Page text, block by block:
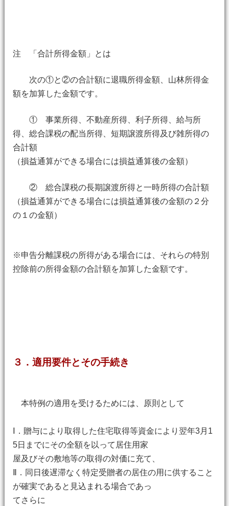
注 「合計所得金額」とは
次の①と②の合計額に退職所得金額、山林所得金
額を加算した金額です。
① 事業所得、不動産所得、利子所得、給与所
得、総合課税の配当所得、短期譲渡所得及び雑所得の
合計額
（損益通算ができる場合には損益通算後の金額）
② 総合課税の長期譲渡所得と一時所得の合計額
（損益通算ができる場合には損益通算後の金額の２分
の１の金額）
※申告分離課税の所得がある場合には、それらの特別
控除前の所得金額の合計額を加算した金額です。
３．適用要件とその手続き
本特例の適用を受けるためには、原則として
Ⅰ．贈与により取得した住宅取得等資金により翌年3月1
5日までにその全額を以って居住用家
屋及びその敷地等の取得の対価に充て、
Ⅱ．同日後遅滞なく特定受贈者の居住の用に供すること
が確実であると見込まれる場合であっ
てさらに